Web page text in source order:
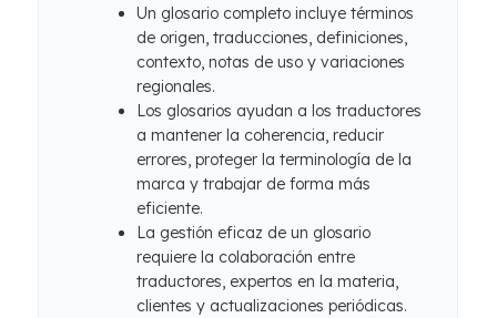
Un glosario completo incluye términos
de origen, traducciones, definiciones,
contexto, notas de uso y variaciones
regionales.
Los glosarios ayudan a los traductores
a mantener la coherencia, reducir
errores, proteger la terminología de la
marca y trabajar de forma más
eficiente.
La gestión eficaz de un glosario
requiere la colaboración entre
traductores, expertos en la materia,
clientes y actualizaciones periódicas.